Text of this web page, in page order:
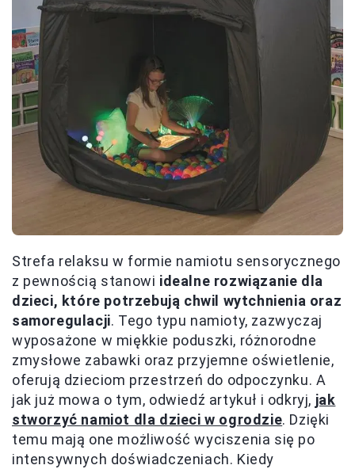
Strefa relaksu w formie namiotu sensorycznego
z pewnością stanowi idealne rozwiązanie dla
dzieci, które potrzebują chwil wytchnienia oraz
samoregulacji. Tego typu namioty, zazwyczaj
wyposażone w miękkie poduszki, różnorodne
zmysłowe zabawki oraz przyjemne oświetlenie,
oferują dzieciom przestrzeń do odpoczynku. A
jak już mowa o tym, odwiedź artykuł i odkryj, jak
stworzyć namiot dla dzieci w ogrodzie. Dzięki
temu mają one możliwość wyciszenia się po
intensywnych doświadczeniach. Kiedy